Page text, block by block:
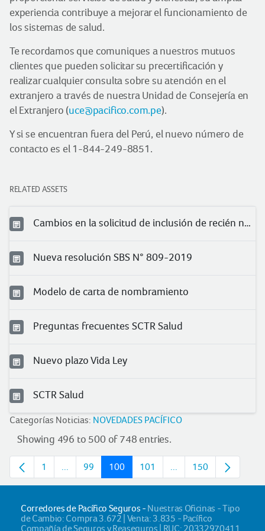
experiencia contribuye a mejorar el funcionamiento de
los sistemas de salud.
Te recordamos que comuniques a nuestros mutuos
clientes que pueden solicitar su precertificación y
realizar cualquier consulta sobre su atención en el
extranjero a través de nuestra Unidad de Consejería en
el Extranjero (uce@pacifico.com.pe).
Y si se encuentran fuera del Perú, el nuevo número de
contacto es el 1-844-249-8851.
RELATED ASSETS
Cambios en la solicitud de inclusión de recién nacidos
Nueva resolución SBS N° 809-2019
Modelo de carta de nombramiento
Preguntas frecuentes SCTR Salud
Nuevo plazo Vida Ley
SCTR Salud
Categorías Noticias: NOVEDADES PACÍFICO
Showing 496 to 500 of 748 entries.
Page
1 Intermediate pages
Page
99 Page
100 Page
101 Intermediate pages
Page
150
Corredores de Pacífico Seguros - Nuestras Oficinas - Tipo
de Cambio: Compra 3.672 | Venta: 3.835 - Pacífico
Compañía de Seguros y Reaseguros | RUC: 20332970411